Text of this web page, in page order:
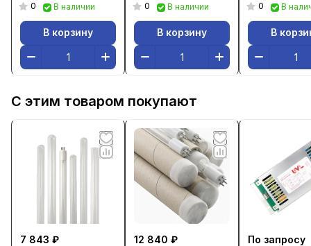
0 В наличии
В корзину
0 В наличии
В корзину
0 В
В
С этим товаром покупают
7 843 ₽
12 840 ₽
По запросу